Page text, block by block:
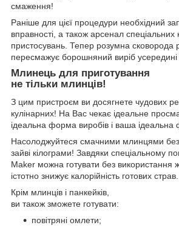
смаження!
Раніше для цієї процедури необхідний
вправності, а також арсенал спеціальних
пристосувань. Тепер розумна сковорода
пересмажує борошняний виріб усередині
Млинець для приготування
не тільки млинців!
З цим пристроєм ви досягнете чудових
кулінарних! На Вас чекає ідеальне
ідеальна форма виробів і ваша ідеальна
Насолоджуйтеся смачними млинцями
зайві кілограми! Завдяки спеціальному
Maker можна готувати без використання
істотно знижує калорійність готових страв.
Крім млинців і панкейків,
ви також зможете готувати:
повітряні омлети;